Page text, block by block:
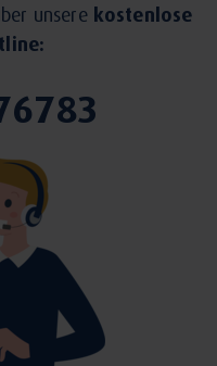
unsere kostenlose